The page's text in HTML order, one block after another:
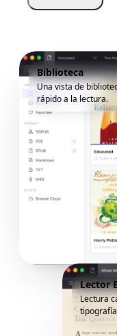
Biblioteca
Una vista de
rápido a la lectura.
Lector
Lectura